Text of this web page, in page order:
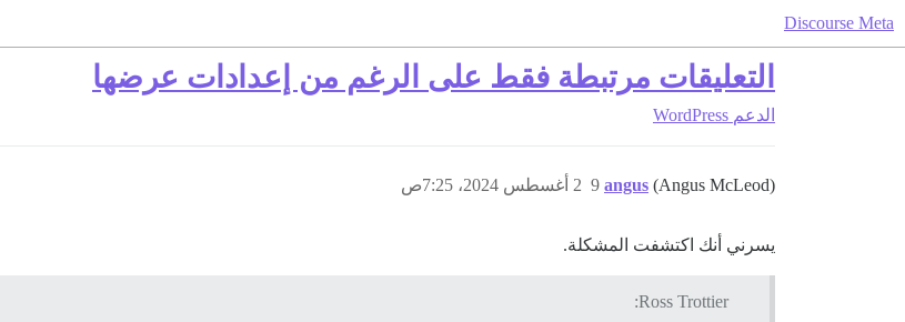
Discourse Meta
التعليقات مرتبطة فقط على الرغم من إعدادات عرضها
الدعم WordPress
angus (Angus McLeod) 2 أغسطس 2024، 7:25ص 9
يسرني أنك اكتشفت المشكلة.
Ross Trottier: